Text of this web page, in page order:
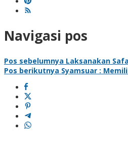
Navigasi pos
Pos sebelumnya Laksanakan
Pos berikutnya Syamsuar :